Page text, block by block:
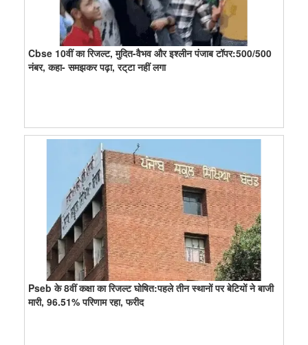
Cbse 10वीं का रिजल्ट, मुदित-वैभव और इश्लीन पंजाब टॉपर:500/500
नंबर, कहा- समझकर पढ़ा, रट्‌टा नहीं लगा
Pseb के 8वीं कक्षा का रिजल्ट घोषित:पहले तीन स्थानों पर बेटियों ने बाजी
मारी, 96.51% परिणाम रहा, फरीद